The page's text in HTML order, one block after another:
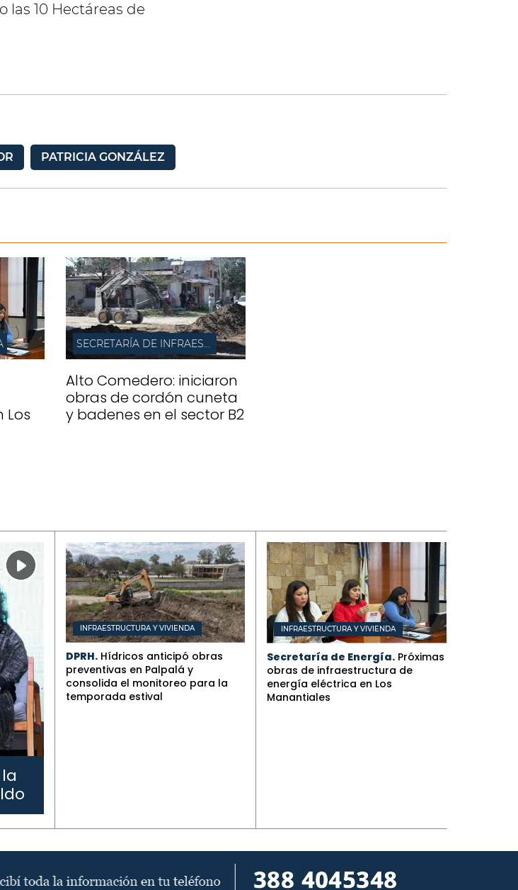
las 10 Hectáreas de
PATRICIA GONZÁLEZ
Los
SECRETARÍA DE INFRAESTRUCTURA
Alto Comedero: iniciaron
obras de cordón cuneta
y badenes en el sector B2
INFRAESTRUCTURA Y VIVIENDA
DPRH. Hídricos anticipó obras
preventivas en Palpalá y
consolida el monitoreo para la
temporada estival
INFRAESTRUCTURA Y VIVIENDA
Secretaría de Energía. Próximas
obras de infraestructura de
energía eléctrica en Los
Manantiales